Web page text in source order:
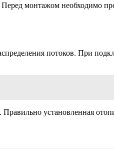
монтажом необходимо
потоков. При
установленная